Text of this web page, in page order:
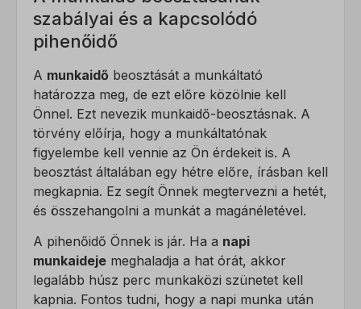
szabályai és a kapcsolódó
pihenőidő
A munkaidő beosztását a munkáltató
határozza meg, de ezt előre közölnie kell
Önnel. Ezt nevezik munkaidő-beosztásnak. A
törvény előírja, hogy a munkáltatónak
figyelembe kell vennie az Ön érdekeit is. A
beosztást általában egy hétre előre, írásban kell
megkapnia. Ez segít Önnek megtervezni a hetét,
és összehangolni a munkát a magánéletével.
A pihenőidő Önnek is jár. Ha a napi
munkaideje meghaladja a hat órát, akkor
legalább húsz perc munkaközi szünetet kell
kapnia. Fontos tudni, hogy a napi munka után